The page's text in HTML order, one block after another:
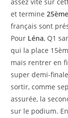
assez vite sur
et termine25ème
français sont
Pour Léna, Q1
qui la place
mais rentrer en
super demi-
sortir, comme
assurée, la
sur le podium.